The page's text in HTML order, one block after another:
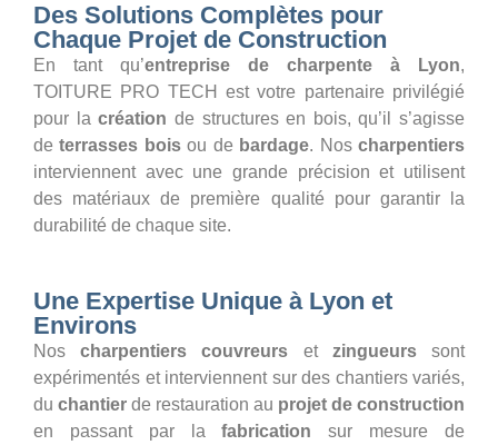
Des Solutions Complètes pour
Chaque Projet de Construction
En tant qu’entreprise de charpente à Lyon,
TOITURE PRO TECH est votre partenaire privilégié
pour lacréation de structures en bois, qu’il s’agisse
deterrasses boisou de bardage. Noscharpentiers
interviennent avec une grande précision et utilisent
des matériaux de première qualité pour garantir la
durabilité de chaque site.
Une Expertise Unique à Lyon et
Environs
Noscharpentiers couvreurs et zingueurssont
expérimentés et interviennent sur des chantiers variés,
du chantier de restauration au projet de construction
en passant par lafabrication sur mesure de